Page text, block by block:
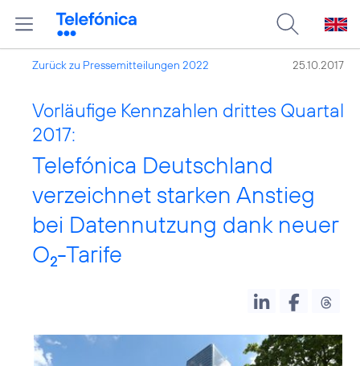
Zurück zu Pressemitteilungen 2022 25.10.2017
Vorläufige Kennzahlen drittes Quartal
2017:
Telefónica Deutschland
verzeichnet starken Anstieg
bei Datennutzung dank neuer
O2-Tarife